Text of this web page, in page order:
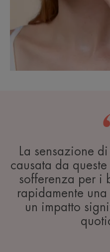
La sensazione
causata da
sofferenza per i
rapidamente
un impatto